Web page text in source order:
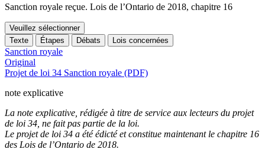
Sanction royale reçue. Lois de l’Ontario de 2018, chapitre 16
Veuillez sélectionner
Texte
Étapes Débats Lois concernées
Sanction royale
Original
Projet de loi 34 Sanction royale (PDF)
note explicative
La note explicative, rédigée à titre de service aux lecteurs du projet
de loi 34, ne fait pas partie de la loi.
Le projet de loi 34 a été édicté et constitue maintenant le chapitre 16
des Lois de l’Ontario de 2018.